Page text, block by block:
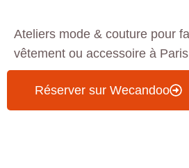
Ateliers mode & couture pour
vêtement ou accessoire à
Réserver sur Wecandoo